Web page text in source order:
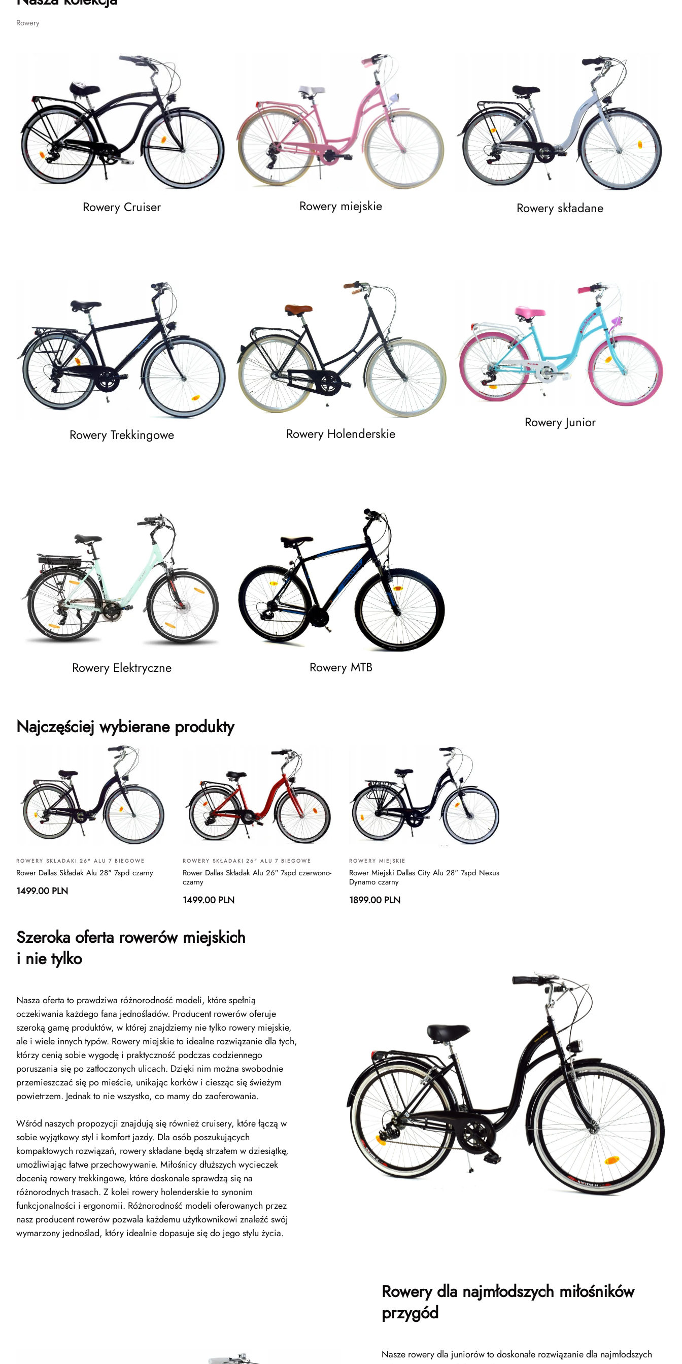
Rowery
Rowery Cruiser Rowery miejskie Rowery składane
Rowery Trekkingowe Rowery Holenderskie
Rowery Junior
Rowery Elektryczne Rowery MTB
Najczęściej wybierane produkty
ROWERY SKŁADAKI 26" ALU 7 BIEGOWE
Rower Dallas Składak Alu 28" 7spd czarny
1499.00 PLN
ROWERY SKŁADAKI 26" ALU 7 BIEGOWE
Rower Dallas Składak Alu 26″ 7spd czerwono-
czarny
1499.00 PLN
ROWERY MIEJSKIE
Rower Miejski Dallas City Alu 28" 7spd Nexus
Dynamo czarny
1899.00 PLN
Szeroka oferta rowerów miejskich
i nie tylko
Nasza oferta to prawdziwa różnorodność modeli, które spełnią
oczekiwania każdego fana jednośladów. Producent rowerów oferuje
szeroką gamę produktów, w której znajdziemy nie tylko rowery miejskie,
ale i wiele innych typów. Rowery miejskie to idealne rozwiązanie dla tych,
którzy cenią sobie wygodę i praktyczność podczas codziennego
poruszania się po zatłoczonych ulicach. Dzięki nim można swobodnie
przemieszczać się po mieście, unikając korków i ciesząc się świeżym
powietrzem. Jednak to nie wszystko, co mamy do zaoferowania.
Wśród naszych propozycji znajdują się również cruisery, które łączą w
sobie wyjątkowy styl i komfort jazdy. Dla osób poszukujących
kompaktowych rozwiązań, rowery składane będą strzałem w dziesiątkę,
umożliwiając łatwe przechowywanie. Miłośnicy dłuższych wycieczek
docenią rowery trekkingowe, które doskonale sprawdzą się na
różnorodnych trasach. Z kolei rowery holenderskie to synonim
funkcjonalności i ergonomii. Różnorodność modeli oferowanych przez
nasz producent rowerów pozwala każdemu użytkownikowi znaleźć swój
wymarzony jednoślad, który idealnie dopasuje się do jego stylu życia.
Rowery dla najmłodszych miłośników
przygód
Nasze rowery dla juniorów to doskonałe rozwiązanie dla najmłodszych